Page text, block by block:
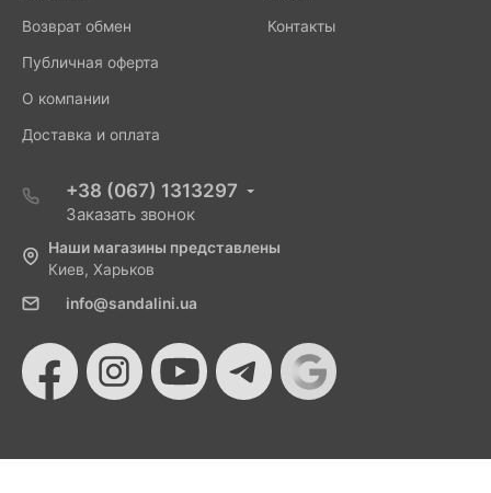
Возврат обмен
Публичная оферта
О компании
Доставка и оплата
Контакты
+38 (067) 1313297
Заказать звонок
Наши магазины представлены
Киев, Харьков
info@sandalini.ua